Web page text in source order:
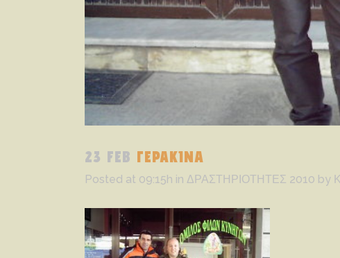
23 FEB ΓΕΡΑΚΙΝΑ
Posted at 09:15h in ΔΡΑΣΤΗΡΙΟΤΗΤΕΣ 2010 by